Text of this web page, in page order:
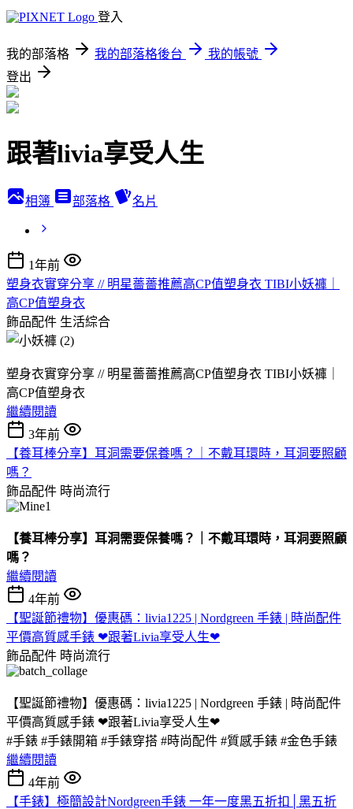
登入
我的部落格 我的部落格後台
我的帳號
登出
跟著livia享受人生
相簿 部落格 名片
1年前
塑身衣實穿分享 // 明星薔薔推薦高CP值塑身衣 TIBI小妖褲｜
高CP值塑身衣
飾品配件 生活綜合
塑身衣實穿分享 // 明星薔薔推薦高CP值塑身衣 TIBI小妖褲｜
高CP值塑身衣
繼續閱讀
3年前
【養耳棒分享】耳洞需要保養嗎？｜不戴耳環時，耳洞要照顧
嗎？
飾品配件 時尚流行
【養耳棒分享】耳洞需要保養嗎？｜不戴耳環時，耳洞要照顧
嗎？
繼續閱讀
4年前
【聖誕節禮物】優惠碼：livia1225 | Nordgreen 手錶 | 時尚配件
平價高質感手錶 ❤跟著Livia享受人生❤
飾品配件 時尚流行
【聖誕節禮物】優惠碼：livia1225 | Nordgreen 手錶 | 時尚配件
平價高質感手錶 ❤跟著Livia享受人生❤
#手錶 #手錶開箱 #手錶穿搭 #時尚配件 #質感手錶 #金色手錶
繼續閱讀
4年前
【手錶】極簡設計Nordgreen手錶 一年一度黑五折扣│黑五折